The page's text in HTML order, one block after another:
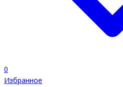
0
Избранное